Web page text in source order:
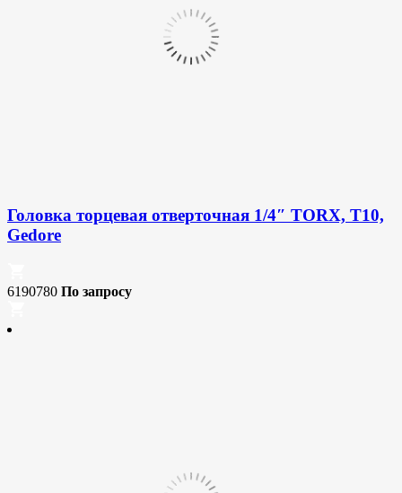
Головка торцевая отверточная 1/4″ TORX, T10,
Gedore
6190780 По запросу